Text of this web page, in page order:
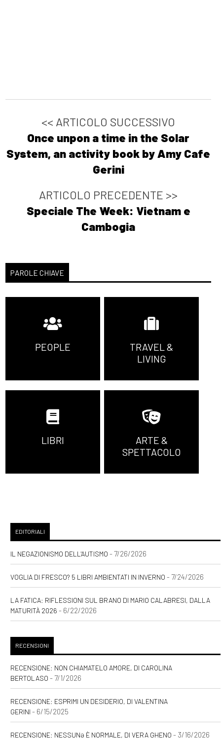
<< ARTICOLO SUCCESSIVO
Once unpon a time in the Solar
System, an activity book by Amy Cafe
Gerini
ARTICOLO PRECEDENTE >>
Speciale The Week: Vietnam e
Cambogia
PAROLE CHIAVE
PEOPLE
TRAVEL &
LIVING
LIBRI
ARTE &
SPETTACOLO
EDITORIALI
IL NEGAZIONISMO DELL'AUTISMO - 7/26/2026
VOGLIA DI FRESCO? 5 LIBRI AMBIENTATI IN INVERNO - 7/24/2026
LA FATICA: RIFLESSIONI SUL BRANO DI MARIO CALABRESI, DALLA
MATURITÀ 2026 - 6/22/2026
RECENSIONI
RECENSIONE: NON CHIAMATELO AMORE, DI CAROLINA
BERTOLASO - 7/1/2026
RECENSIONE: ESPRIMI UN DESIDERIO, DI VALENTINA
GERINI - 6/15/2025
RECENSIONE: NESSUNƏ È NORMALE, DI VERA GHENO - 3/16/2026